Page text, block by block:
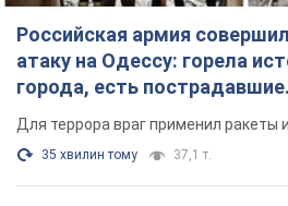
Как работает особая социальная
пользуется
4 години тому 50,4 т.
Российская армия
многоэтажных дома в